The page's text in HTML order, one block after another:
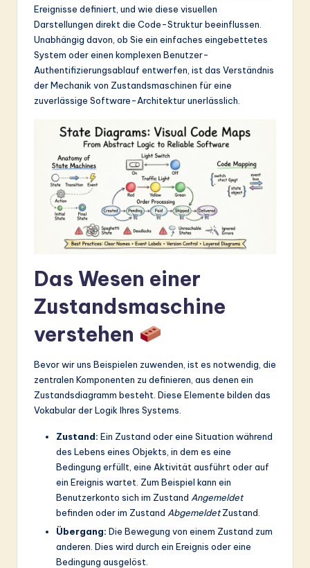
&
S
ft
ti
Ereignisse definiert, und wie diese visuellen
Darstellungen direkt die Code-Struktur beeinflussen.
Unabhängig davon, ob Sie ein einfaches eingebettetes
System oder einen komplexen Benutzer-
Authentifizierungsablauf entwerfen, ist das Verständnis
der Mechanik von Zustandsmaschinen für eine
zuverlässige Software-Architektur unerlässlich.
Das Wesen einer
Zustandsmaschine
verstehen
Bevor wir uns Beispielen zuwenden, ist es notwendig, die
zentralen Komponenten zu definieren, aus denen ein
Zustandsdiagramm besteht. Diese Elemente bilden das
Vokabular der Logik Ihres Systems.
Zustand: Ein Zustand oder eine Situation während
des Lebens eines Objekts, in dem es eine
Bedingung erfüllt, eine Aktivität ausführt oder auf
ein Ereignis wartet. Zum Beispiel kann ein
Benutzerkonto sich im Zustand Angemeldet
befinden oder im Zustand AbgemeldetZustand.
Übergang: Die Bewegung von einem Zustand zum
anderen. Dies wird durch ein Ereignis oder eine
Bedingung ausgelöst.